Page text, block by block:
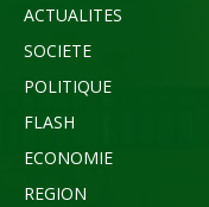
ACTUALITES
SOCIETE
POLITIQUE
FLASH
ECONOMIE
REGION